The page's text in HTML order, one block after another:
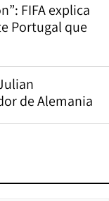
FIFA explica
Portugal que
de Alemania